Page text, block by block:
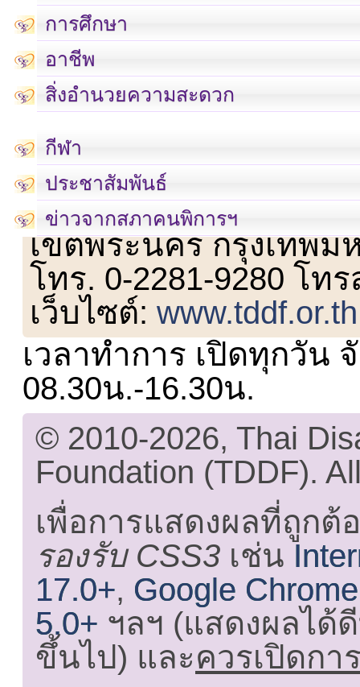
การศึกษา
อาชีพ
สิ่งอำนวยความสะดวก
กีฬา
ประชาสัมพันธ์
ข่าวจากสภาคนพิการฯ
เลขที่ 23 ชั้น 2 ถนนวิ
เขตพระนคร กรุงเทพม
โทร. 0-2281-9280 โท
เว็บไซต์:www.tddf.or.th
เวลาทำการ เปิดทุกวัน
08.30น.-16.30น.
© 2010-2026, Thai
Foundation (TDDF).
เพื่อการแสดงผลที่ถูกต้
รองรับ CSS3 เช่น
17.0+, Google
5.0+ ฯลฯ (แสดงผลได้
ขึ้นไป) และควรเปิดกา